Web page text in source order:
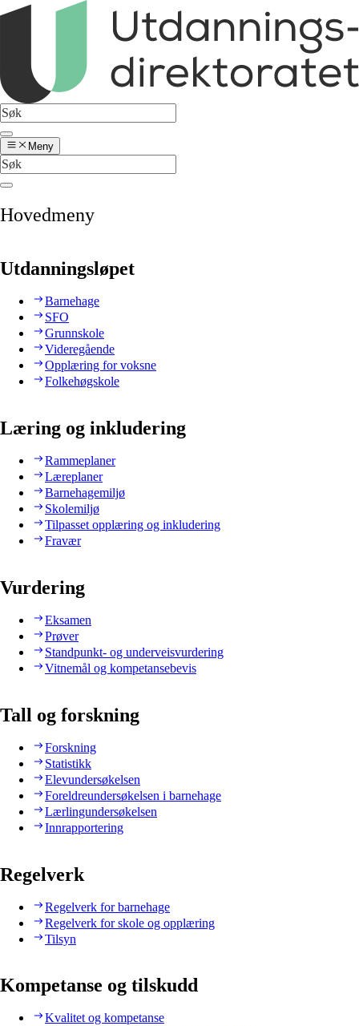
Meny
Hovedmeny
Utdanningsløpet
Barnehage
SFO
Grunnskole
Videregående
Opplæring for voksne
Folkehøgskole
Læring og inkludering
Rammeplaner
Læreplaner
Barnehagemiljø
Skolemiljø
Tilpasset opplæring og inkludering
Fravær
Vurdering
Eksamen
Prøver
Standpunkt- og underveisvurdering
Vitnemål og kompetansebevis
Tall og forskning
Forskning
Statistikk
Elevundersøkelsen
Foreldreundersøkelsen i barnehage
Lærlingundersøkelsen
Innrapportering
Regelverk
Regelverk for barnehage
Regelverk for skole og opplæring
Tilsyn
Kompetanse og tilskudd
Kvalitet og kompetanse